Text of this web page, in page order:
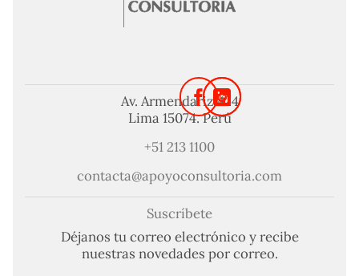
Av. Armendariz 424
Lima 15074. Perú
+51 213 1100
contacta@apoyoconsultoria.com
Suscríbete
Déjanos tu correo electrónico y recibe
nuestras novedades por correo.